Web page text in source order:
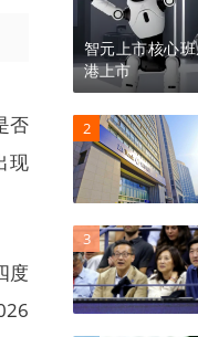
否
现
度
智元上市核心
港上市
2
3